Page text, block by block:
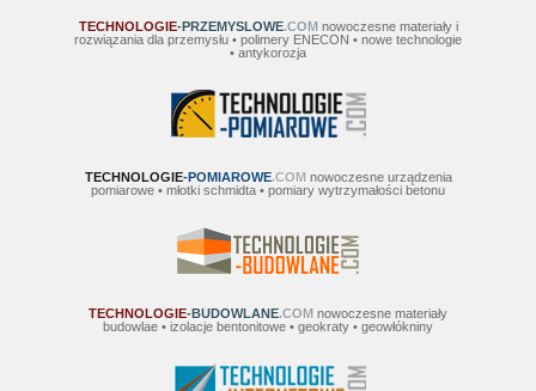
TECHNOLOGIE-PRZEMYSLOWE.COMnowoczesne materiały i
rozwiązania dla przemysłu • polimery ENECON • nowe technologie
• antykorozja
TECHNOLOGIE-POMIAROWE.COMnowoczesne urządzenia
pomiarowe • młotki schmidta • pomiary wytrzymałości betonu
TECHNOLOGIE-BUDOWLANE.COM nowoczesne materiały
budowlae • izolacje bentonitowe • geokraty • geowłókniny